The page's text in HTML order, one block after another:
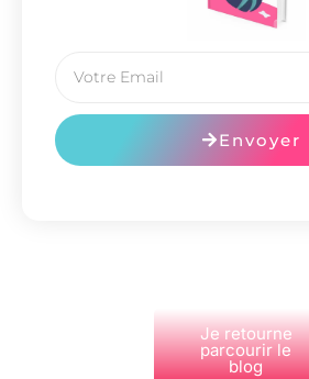
Envoyer
Je retourne
parcourir le
blog